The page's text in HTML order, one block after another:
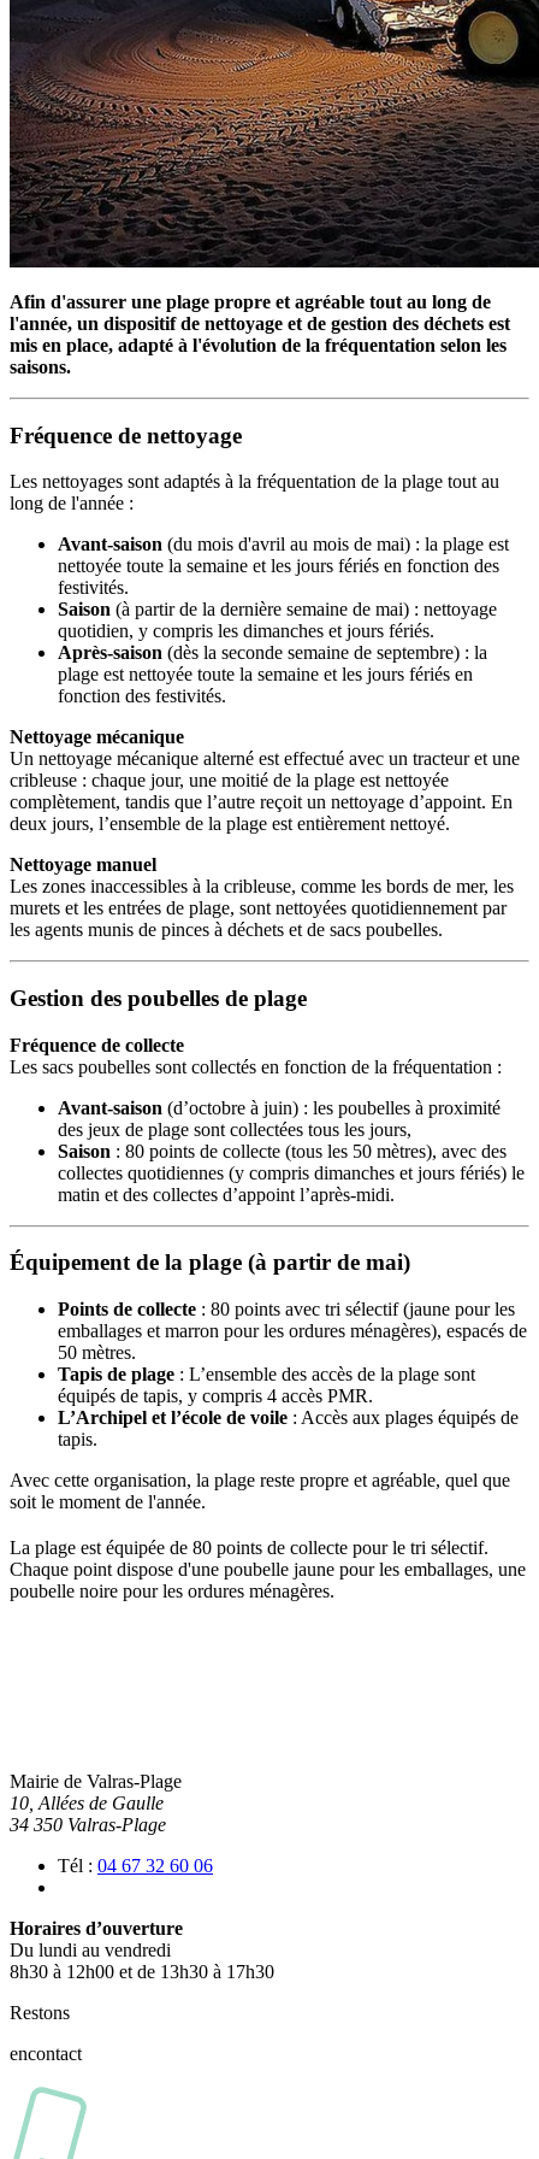
Propreté de la plage
Afin d'assurer une plage propre et agréable tout au long de
l'année, un dispositif de nettoyage et de gestion des déchets est
mis en place, adapté à l'évolution de la fréquentation selon les
saisons.
Fréquence de nettoyage
Les nettoyages sont adaptés à la fréquentation de la plage tout au
long de l'année :
Avant-saison (du mois d'avril au mois de mai) : la plage est
nettoyée toute la semaine et les jours fériés en fonction des
festivités.
Saison (à partir de la dernière semaine de mai) : nettoyage
quotidien, y compris les dimanches et jours fériés.
Après-saison (dès la seconde semaine de septembre) : la
plage est nettoyée toute la semaine et les jours fériés en
fonction des festivités.
Nettoyage mécanique
Un nettoyage mécanique alterné est effectué avec un tracteur et une
cribleuse : chaque jour, une moitié de la plage est nettoyée
complètement, tandis que l’autre reçoit un nettoyage d’appoint. En
deux jours, l’ensemble de la plage est entièrement nettoyé.
Nettoyage manuel
Les zones inaccessibles à la cribleuse, comme les bords de mer, les
murets et les entrées de plage, sont nettoyées quotidiennement par
les agents munis de pinces à déchets et de sacs poubelles.
Gestion des poubelles de plage
Fréquence de collecte
Les sacs poubelles sont collectés en fonction de la fréquentation :
Avant-saison (d’octobre à juin) : les poubelles à proximité
des jeux de plage sont collectées tous les jours,
Saison : 80 points de collecte (tous les 50 mètres), avec des
collectes quotidiennes (y compris dimanches et jours fériés) le
matin et des collectes d’appoint l’après-midi.
Équipement de la plage (à partir de mai)
Points de collecte : 80 points avec tri sélectif (jaune pour les
emballages et marron pour les ordures ménagères), espacés de
50 mètres.
Tapis de plage : L’ensemble des accès de la plage sont
équipés de tapis, y compris 4 accès PMR.
L’Archipel et l’école de voile : Accès aux plages équipés de
tapis.
Avec cette organisation, la plage reste propre et agréable, quel que
soit le moment de l'année.
La plage est équipée de 80 points de collecte pour le tri sélectif.
Chaque point dispose d'une poubelle jaune pour les emballages, une
poubelle noire pour les ordures ménagères.
Mairie de Valras-Plage
10, Allées de Gaulle
34 350 Valras-Plage
Tél : 04 67 32 60 06
Horaires d’ouverture
Du lundi au vendredi
8h30 à 12h00 et de 13h30 à 17h30
Restons
encontact